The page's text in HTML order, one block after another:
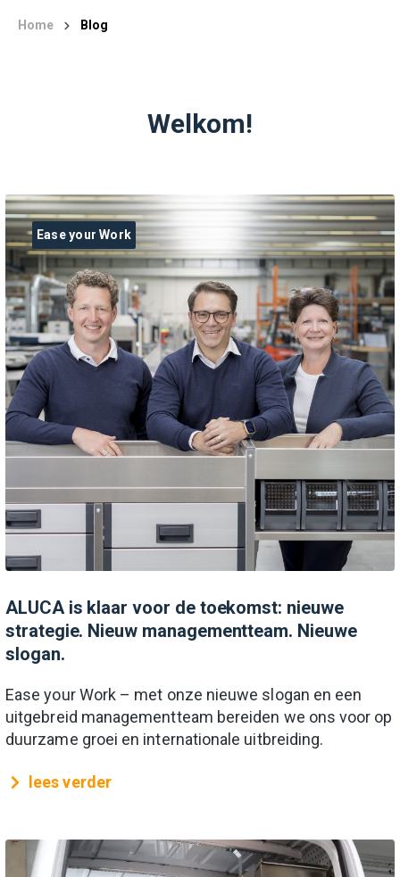
Home Blog
Welkom!
Ease your Work
ALUCA is klaar voor de toekomst: nieuwe
strategie. Nieuw managementteam. Nieuwe
slogan.
Ease your Work – met onze nieuwe slogan en een
uitgebreid managementteam bereiden we ons voor op
duurzame groei en internationale uitbreiding.
lees verder